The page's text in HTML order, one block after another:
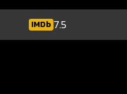
IMDb 7.5